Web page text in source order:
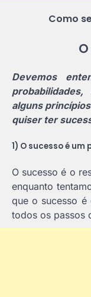
Como
Devemos
alguns
quiser ter
1) O sucesso é
O sucesso é o
enquanto
que o sucesso
todos os passos